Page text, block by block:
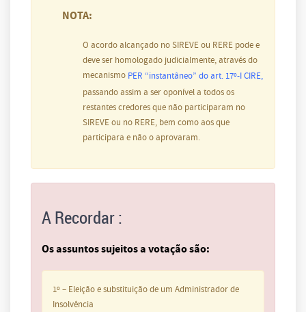
NOTA:
O acordo alcançado no SIREVE ou RERE pode e
deve ser homologado judicialmente, através do
mecanismo PER “instantâneo” do art. 17º-I CIRE,
passando assim a ser oponível a todos os
restantes credores que não participaram no
SIREVE ou no RERE, bem como aos que
participara e não o aprovaram.
A Recordar :
Os assuntos sujeitos a votação são:
1º – Eleição e substituição de um Administrador de
Insolvência